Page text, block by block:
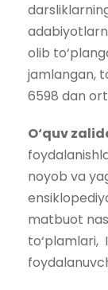
olib
jamlangan,
6598 dan
O‘quv
noyob va
matbuot
to‘plamlari,